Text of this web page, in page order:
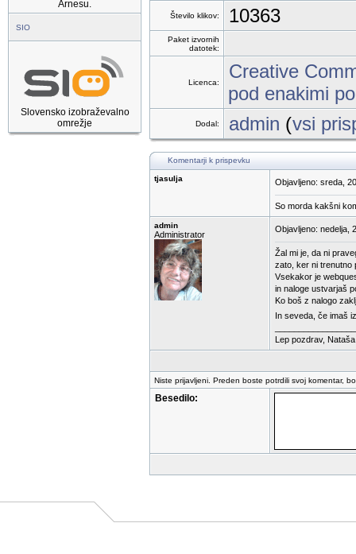
Arnesu.
SIO
Slovensko izobraževalno
omrežje
Število klikov: 10363
Paket izvornih
datotek:
Licenca:
Creative
pod enakimi
Dodal: admin (vsi
Komentarji k prispevku
tjasulja Objavljeno: sreda,
So morda kakšni
admin
Administrator
Objavljeno: nedelja,
Žal mi je, da ni
zato, ker ni trenutno
Vsekakor je
in naloge ustvarjaš
Ko boš z nalogo
In seveda, če imaš
Lep pozdrav, Nataša
Niste prijavljeni. Preden boste potrdili svoj komentar,
Besedilo: